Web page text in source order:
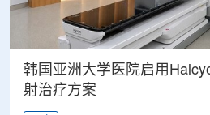
韩国亚洲大学医院启用
射治疗方案